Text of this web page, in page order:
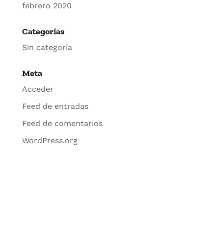
febrero 2020
Categorías
Sin categoría
Meta
Acceder
Feed de entradas
Feed de comentarios
WordPress.org